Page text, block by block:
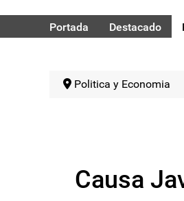
Portada Destacado
Politica y Economia
Causa